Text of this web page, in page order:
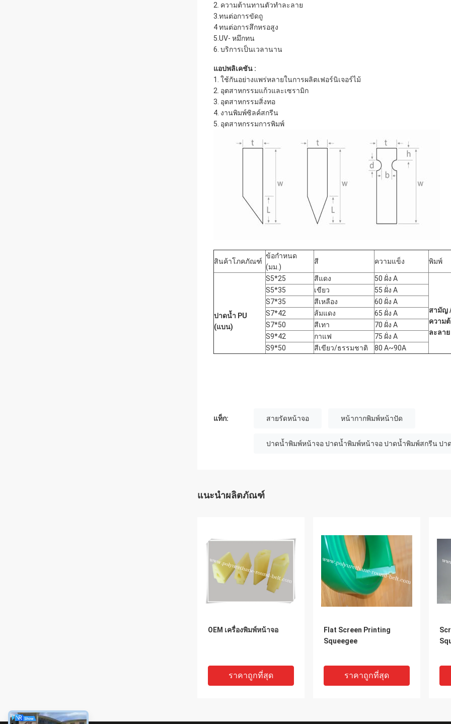
2. ความต้านทานตัวทำละลาย
3.ทนต่อการขัดถู
4 ทนต่อการสึกหรอสูง
5.UV- หมึกทน
6. บริการเป็นเวลานาน
แอปพลิเคชัน :
1. ใช้กันอย่างแพร่หลายในการผลิตเฟอร์นิเจอร์ไม้
2. อุตสาหกรรมแก้วและเซรามิก
3. อุตสาหกรรมสิ่งทอ
4. งานพิมพ์ซิลค์สกรีน
5. อุตสาหกรรมการพิมพ์
สินค้าโภคภัณฑ์
ข้อกำหนด
(มม.)
สี ความแข็ง พิมพ์
ปาดน้ำ PU
(แบน)
S5*25 สีแดง 50 ฝั่ง A
สามัญ
ความ
ละลาย
S5*35 เขียว
55 ฝั่ง A
S7*35
สีเหลือง
60 ฝั่ง A
S7*42
ส้มแดง
65 ฝั่ง A
S7*50
สีเทา
70 ฝั่ง A
S9*42
กาแฟ
75 ฝั่ง A
S9*50
สีเขียว/ธรรมชาติ 80 A~90A
แท็ก: สายรัดหน้าจอ หน้ากากพิมพ์หน้าปัด
ปาดน้ำพิมพ์หน้าจอ ปาดน้ำพิมพ์หน้าจอ ปาดน้ำพิมพ์สกรีน ปา
แนะนำผลิตภัณฑ์
OEM เครื่องพิมพ์หน้าจอ
ราคาถูกที่สุด
Flat Screen Printing
Squeegee
ราคาถูกที่สุด